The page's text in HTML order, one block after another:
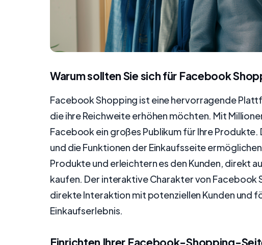
Warum sollten Sie sich für Facebook
Facebook Shopping ist eine hervorragende
die ihre Reichweite erhöhen möchten. Mit
Facebook ein großes Publikum für Ihre
und die Funktionen der Einkaufsseite
Produkte und erleichtern es den Kunden, direkt
kaufen. Der interaktive Charakter von
direkte Interaktion mit potenziellen Kunden und
Einkaufserlebnis.